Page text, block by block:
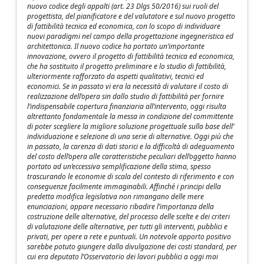
nuovo codice degli appalti (art. 23 Dlgs 50/2016) sui ruoli del
progettista, del pianificatore e del valutatore e sul nuovo progetto
di fattibilità tecnica ed economica, con lo scopo di individuare
nuovi paradigmi nel campo della progettazione ingegneristica ed
architettonica. Il nuovo codice ha portato un’importante
innovazione, ovvero il progetto di fattibilità tecnica ed economica,
che ha sostituito il progetto preliminare e lo studio di fattibilità,
ulteriormente rafforzato da aspetti qualitativi, tecnici ed
economici. Se in passato vi era la necessità di valutare il costo di
realizzazione dell’opera sin dallo studio di fattibilità per fornire
l’indispensabile copertura finanziaria all’intervento, oggi risulta
altrettanto fondamentale la messa in condizione del committente
di poter scegliere la migliore soluzione progettuale sulla base dell’
individuazione e selezione di una serie di alternative. Oggi più che
in passato, la carenza di dati storici e la difficoltà di adeguamento
del costo dell’opera alle caratteristiche peculiari dell’oggetto hanno
portato ad un’eccessiva semplificazione della stima, spesso
trascurando le economie di scala del contesto di riferimento e con
conseguenze facilmente immaginabili. Affinché i principi della
predetta modifica legislativa non rimangano delle mere
enunciazioni, appare necessario ribadire l’importanza della
costruzione delle alternative, del processo delle scelte e dei criteri
di valutazione delle alternative, per tutti gli interventi, pubblici e
privati, per opere a rete e puntuali. Un notevole apporto positivo
sarebbe potuto giungere dalla divulgazione dei costi standard, per
cui era deputato l’Osservatorio dei lavori pubblici a oggi mai